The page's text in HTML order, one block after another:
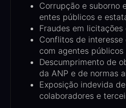
Corrupção e suborno
entes públicos e
Fraudes em
Conflitos de interesse
com agentes públicos
Descumprimento de
da ANP e de normas
Exposição indevida
colaboradores e